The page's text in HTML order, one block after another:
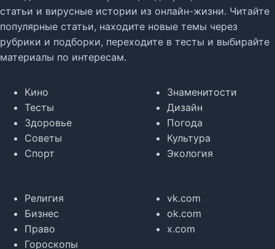
статьи и вирусные истории из онлайн-жизни. Читайте
популярные статьи, находите новые темы через
рубрики и подборки, переходите в тесты и выбирайте
материалы по интересам.
Кино
Тесты
Здоровье
Советы
Спорт
Знаменитости
Дизайн
Погода
Культура
Экология
Религия
Бизнес
Право
Гороскопы
vk.com
ok.com
x.com